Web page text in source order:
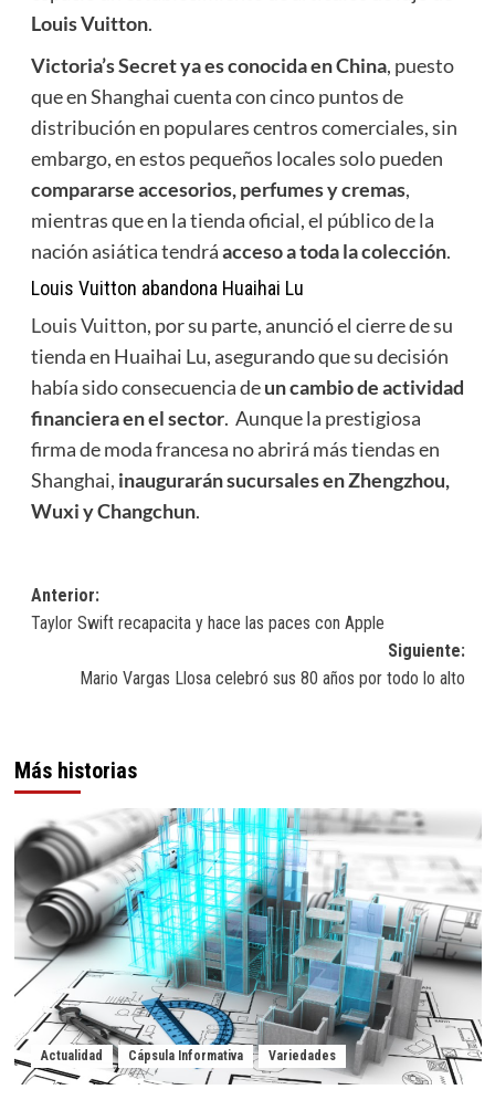
Louis Vuitton.
Victoria’s Secret ya es conocida en China, puesto
que en Shanghai cuenta con cinco puntos de
distribución en populares centros comerciales, sin
embargo, en estos pequeños locales solo pueden
compararse accesorios, perfumes y cremas,
mientras que en la tienda oficial, el público de la
nación asiática tendráacceso a toda la colección.
Louis Vuitton abandona Huaihai Lu
Louis Vuitton, por su parte, anunció el cierre de su
tienda en Huaihai Lu, asegurando que su decisión
había sido consecuencia deun cambio de actividad
financiera en el sector. Aunque la prestigiosa
firma de moda francesa no abrirá más tiendas en
Shanghai, inaugurarán sucursales en Zhengzhou,
Wuxi y Changchun.
Navegación
de
entradas
Anterior:
Taylor Swift recapacita y hace las paces con Apple
Siguiente:
Mario Vargas Llosa celebró sus 80 años por todo lo alto
Más historias
Actualidad Cápsula Informativa Variedades